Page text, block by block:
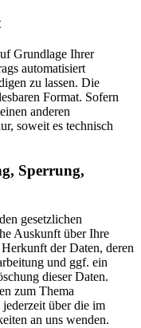
Grundlage Ihrer
automatisiert
zu lassen. Die
Format. Sofern
anderen
soweit es technisch
Sperrung,
gesetzlichen
Auskunft über Ihre
der Daten, deren
und ggf. ein
dieser Daten.
zum Thema
über die im
an uns wenden.